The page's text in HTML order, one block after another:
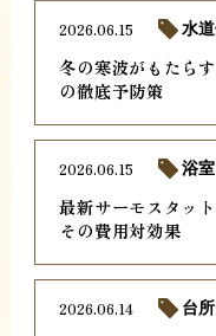
冬の寒波がもたら
の徹底予防策
2026.06.15 水
最新サーモスタッ
その費用対効果
2026.06.15 浴室
2026.06.14 台所